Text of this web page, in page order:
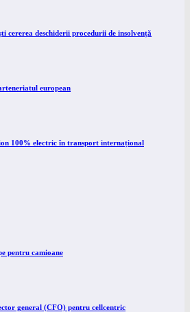
cererea deschiderii procedurii de insolvență
european
100% electric în transport internațional
pentru camioane
general (CFO) pentru cellcentric